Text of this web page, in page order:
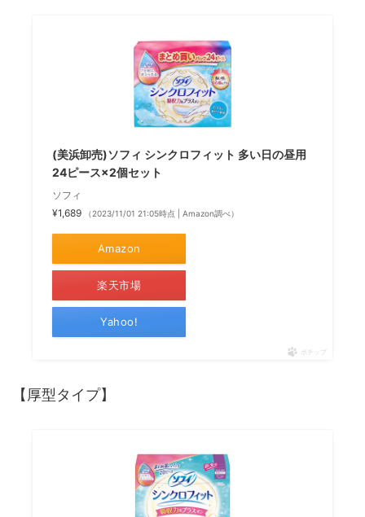
(美浜卸売)ソフィ シンクロフィット 多い日の昼用
24ピース×2個セット
ソフィ
¥1,689
（2023/11/01 21:05時点 | Amazon調べ）
Amazon
楽天市場
Yahoo!
ポチップ
【厚型タイプ】